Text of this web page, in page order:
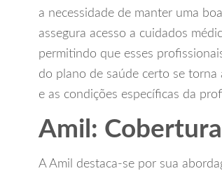
a necessidade de manter uma
assegura acesso a cuidados
permitindo que esses
do plano de saúde certo se torna
e as condições específicas da
Amil:
A Amil destaca-se por sua